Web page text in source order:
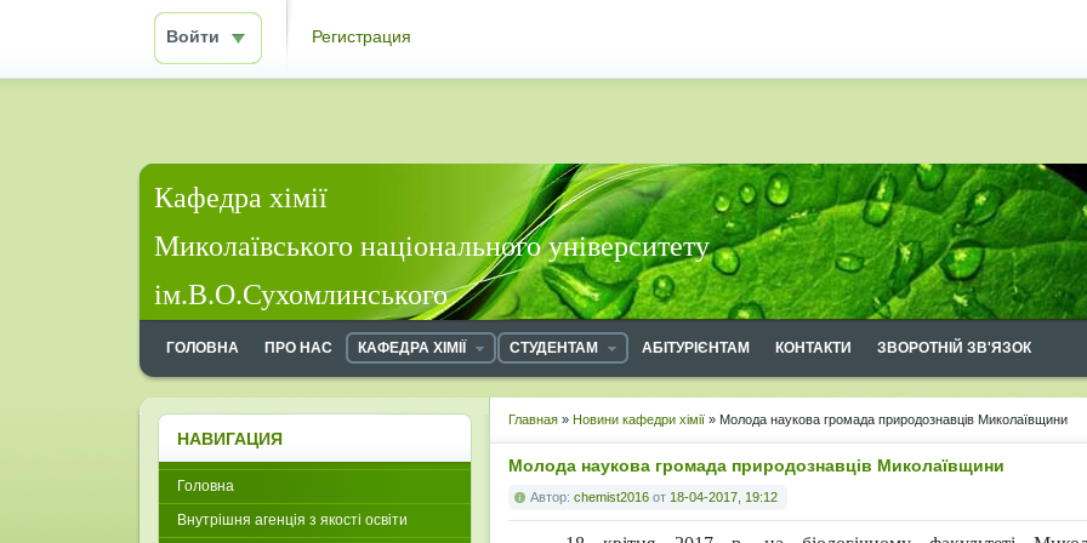
Войти Регистрация
Кафедра хімії
Миколаївського національного університету
ім.В.О.Сухомлинського
ГОЛОВНА ПРО НАС КАФЕДРА ХІМІЇ СТУДЕНТАМ АБІТУРІЄНТАМ КОНТАКТИ ЗВОРОТНІЙ ЗВ'ЯЗОК
Главная » Новини кафедри хімії » Молода наукова громада природознавців Миколаївщини
Молода наукова громада природознавців Миколаївщини
Автор: chemist2016 от 18-04-2017, 19:12
НАВИГАЦИЯ
Головна
Внутрішня агенція з якості освіти